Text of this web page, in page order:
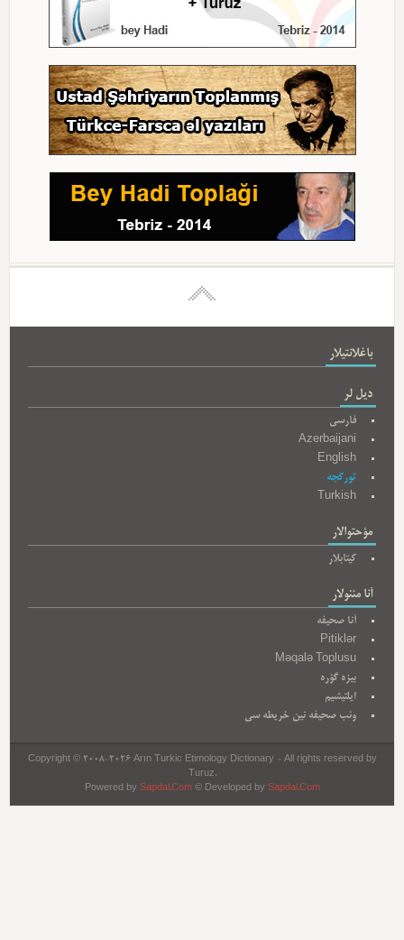
باغلانتیلار
دیل لر
فارسی
Azerbaijani
English
تورکجه
Turkish
مؤحتوالار
کیتابلار
آنا مئنولار
آنا صحیفه
Pitiklər
Məqalə Toplusu
بیزه گؤره
ایلتیشیم
وئب صحیفه نین خریطه سی
Copyright © 2008-2026 Arın Turkic Etimology Dictionary - All rights reserved by
Turuz.
Powered by Sapdal.Com© Developed by Sapdal.Com